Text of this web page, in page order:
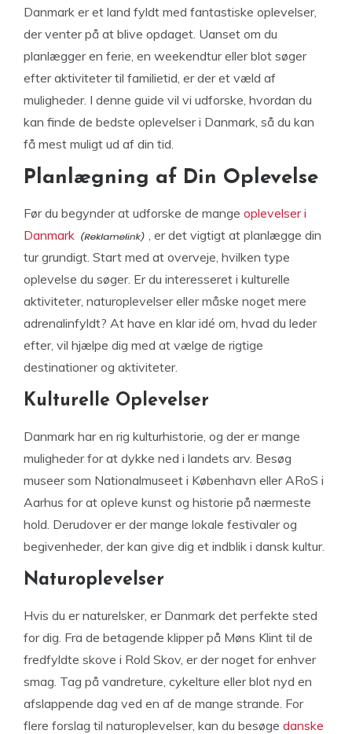
Danmark er et land fyldt med fantastiske oplevelser,
der venter på at blive opdaget. Uanset om du
planlægger en ferie, en weekendtur eller blot søger
efter aktiviteter til familietid, er der et væld af
muligheder. I denne guide vil vi udforske, hvordan du
kan finde de bedste oplevelser i Danmark, så du kan
få mest muligt ud af din tid.
Planlægning af Din Oplevelse
Før du begynder at udforske de mange oplevelser i
Danmark
, er det vigtigt at planlægge din
tur grundigt. Start med at overveje, hvilken type
oplevelse du søger. Er du interesseret i kulturelle
aktiviteter, naturoplevelser eller måske noget mere
adrenalinfyldt? At have en klar idé om, hvad du leder
efter, vil hjælpe dig med at vælge de rigtige
destinationer og aktiviteter.
Kulturelle Oplevelser
Danmark har en rig kulturhistorie, og der er mange
muligheder for at dykke ned i landets arv. Besøg
museer som Nationalmuseet i København eller ARoS i
Aarhus for at opleve kunst og historie på nærmeste
hold. Derudover er der mange lokale festivaler og
begivenheder, der kan give dig et indblik i dansk kultur.
Naturoplevelser
Hvis du er naturelsker, er Danmark det perfekte sted
for dig. Fra de betagende klipper på Møns Klint til de
fredfyldte skove i Rold Skov, er der noget for enhver
smag. Tag på vandreture, cykelture eller blot nyd en
afslappende dag ved en af de mange strande. For
flere forslag til naturoplevelser, kan du besøge danske